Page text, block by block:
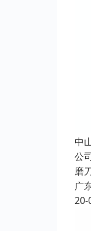
中
公
磨
广
20-